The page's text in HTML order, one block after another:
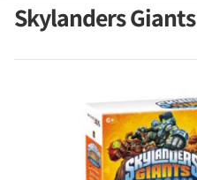
Skylanders Giants